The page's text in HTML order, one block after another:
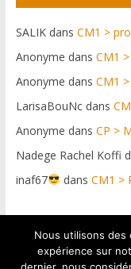
SALIKdans CM1 >
Anonyme dans CM1
Anonyme dans CM1
LarisaBouNcdans
Anonyme dans CP >
Nadege Rachel Koffi
inaf67
dans CM1 >
Plateforme web
Nous utilisons des
expérience sur